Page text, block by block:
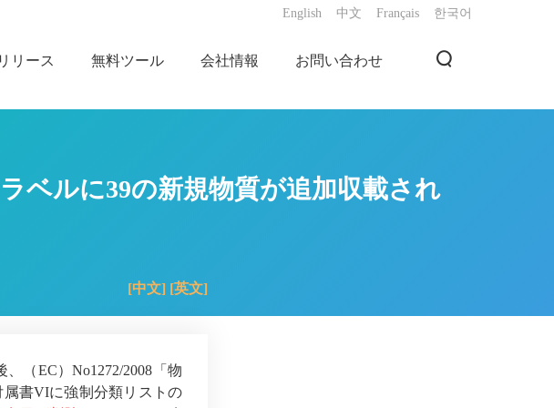
English 中文 Français 한국어
リース 無料ツール 会社情報 お問い合わせ
ベルに39の新規物質が追加収載され
[中文] [英文]
（EC）No1272/2008「物
書VIに強制分類リストの